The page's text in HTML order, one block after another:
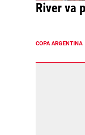
River va
COPA ARGENTINA